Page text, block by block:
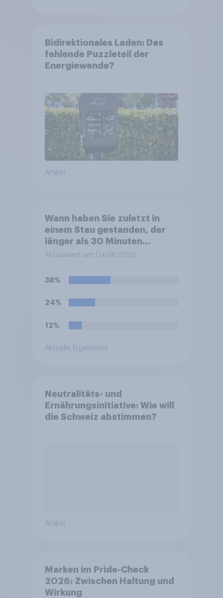
Bidirektionales Laden: Das
fehlende Puzzleteil der
Energiewende?
Artikel
Wann haben Sie zuletzt in
einem Stau gestanden, der
länger als 30 Minuten
gedauert hat?
Aktualisiert am 04.06.2026
38%
24%
12%
Aktuelle Ergebnisse
Neutralitäts- und
Ernährungsinitiative: Wie will
die Schweiz abstimmen?
Artikel
Marken im Pride-Check
2026: Zwischen Haltung und
Wirkung